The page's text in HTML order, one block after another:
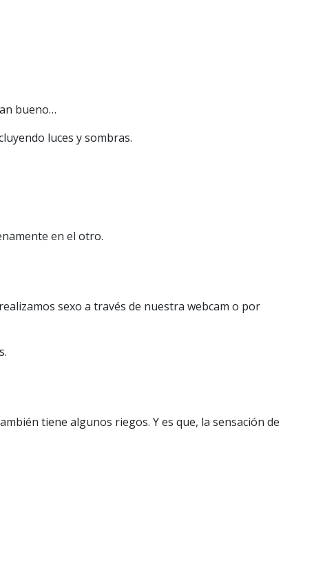
bueno…
luces y sombras.
en el otro.
sexo a través de nuestra webcam o por
tiene algunos riegos. Y es que, la sensación de